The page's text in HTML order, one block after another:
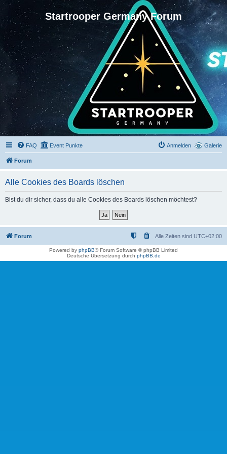
Startrooper Germany Forum
Galerie
FAQ Event Punkte Anmelden
Forum
Alle Cookies des Boards löschen
Bist du dir sicher, dass du alle Cookies des Boards löschen möchtest?
Forum Alle Zeiten sind UTC+02:00
Powered by phpBB® Forum Software © phpBB Limited
Deutsche Übersetzung durch phpBB.de